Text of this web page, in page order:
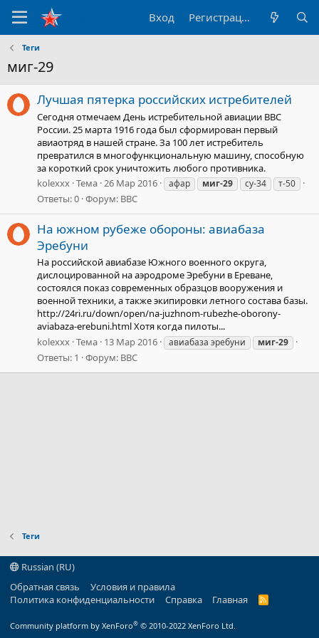
Вход Регистрация
Теги
миг-29
Лучшая пятерка российских истребителей
Сегодня отмечаем День истребительной авиации ВВС
России. 25 марта 1916 года был сформирован первый
авиаотряд в нашей стране. За 100 лет истребитель
превратился в многофункциональную машину, способную
за короткий срок уничтожить любого противника.
kolexxx Тема 26 Мар 2016 афар миг-29 су-34 т-50
Ответы: 0 Форум: ВВС
На южном рубеже обороны: авиабаза
Эребуни
На российской авиабазе Южного военного округа,
дислоцированной на аэродроме Эребуни в Ереване,
состоялся показ современных образцов вооружения и
военной техники, а также экипировки летного состава базы.
http://24ri.ru/down/open/na-juzhnom-rubezhe-oborony-
aviabaza-erebuni.html Хотя когда пилоты...
kolexxx Тема 13 Мар 2016 авиабаза эребуни миг-29
Ответы: 1 Форум: ВВС
Теги
Russian (RU)
Обратная связь
Условия и правила
Политика конфиденциальности
Справка Главная
R
Community platform by XenForo® © 2010-2022 XenForo Ltd.